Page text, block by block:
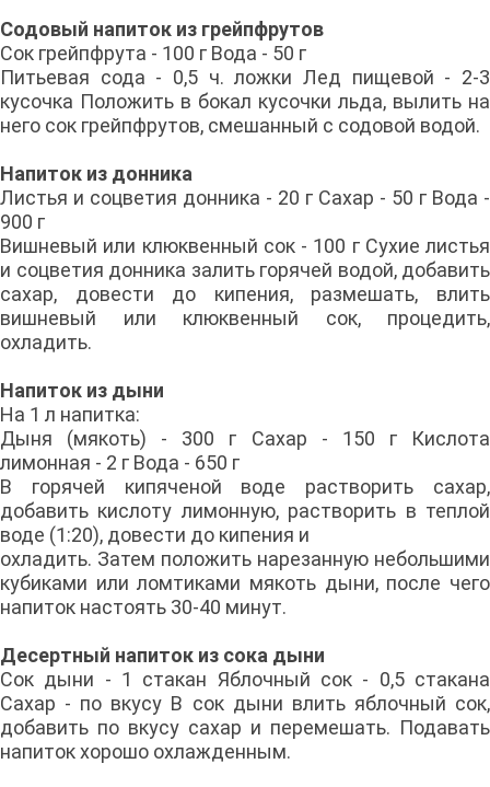
Содовый напиток из грейпфрутов
Сок грейпфрута - 100 г Вода - 50 г
Питьевая сода - 0,5 ч. ложки Лед пищевой - 2-3
кусочка Положить в бокал кусочки льда, вылить на
него сок грейпфрутов, смешанный с содовой водой.
Напиток из донника
Листья и соцветия донника - 20 г Сахар - 50 г Вода -
900 г
Вишневый или клюквенный сок - 100 г Сухие листья
и соцветия донника залить горячей водой, добавить
сахар, довести до кипения, размешать, влить
вишневый или клюквенный сок, процедить,
охладить.
Напиток из дыни
На 1 л напитка:
Дыня (мякоть) - 300 г Сахар - 150 г Кислота
лимонная - 2 г Вода - 650 г
В горячей кипяченой воде растворить сахар,
добавить кислоту лимонную, растворить в теплой
воде (1:20), довести до кипения и
охладить. Затем положить нарезанную небольшими
кубиками или ломти­ками мякоть дыни, после чего
напиток настоять 30-40 минут.
Десертный напиток из сока дыни
Сок дыни - 1 стакан Яблочный сок - 0,5 стакана
Сахар - по вкусу В сок дыни влить яблочный сок,
добавить по вкусу сахар и перемешать. Подавать
напиток хорошо охлажденным.